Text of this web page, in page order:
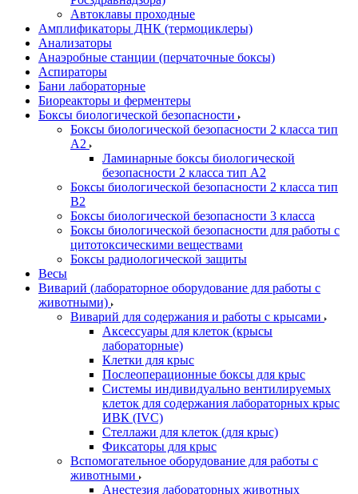
Автоклавы проходные
Амплификаторы ДНК (термоциклеры)
Анализаторы
Анаэробные станции (перчаточные боксы)
Аспираторы
Бани лабораторные
Биореакторы и ферментеры
Боксы биологической безопасности
Боксы биологической безопасности 2 класса тип
A2
Ламинарные боксы биологической
безопасности 2 класса тип A2
Боксы биологической безопасности 2 класса тип
B2
Боксы биологической безопасности 3 класса
Боксы биологической безопасности для работы с
цитотоксическими веществами
Боксы радиологической защиты
Весы
Виварий (лабораторное оборудование для работы с
животными)
Виварий для содержания и работы с крысами
Аксессуары для клеток (крысы
лабораторные)
Клетки для крыс
Послеоперационные боксы для крыс
Системы индивидуально вентилируемых
клеток для содержания лабораторных крыс
ИВК (IVC)
Стеллажи для клеток (для крыс)
Фиксаторы для крыс
Вспомогательное оборудование для работы с
животными
Анестезия лабораторных животных